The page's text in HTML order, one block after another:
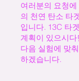
여러분의 요청
의 천연 탄소 타
입니다. 13C 타
계획이 있으시
다음 실험에 맞
하겠습니다.